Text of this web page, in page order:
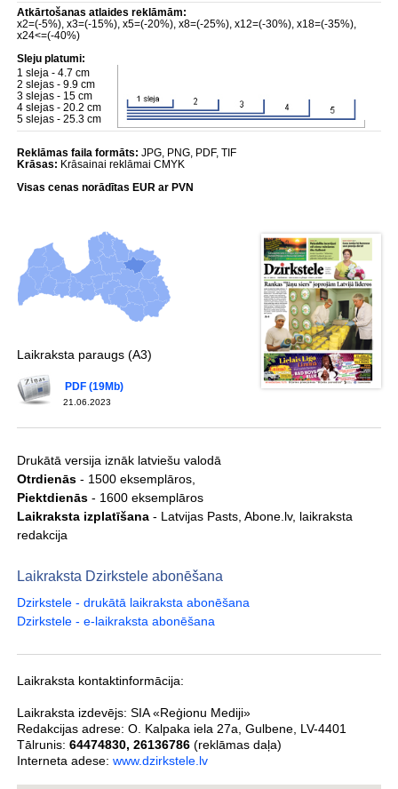
Atkārtošanas atlaides reklāmām:
x2=(-5%), x3=(-15%), x5=(-20%), x8=(-25%), x12=(-30%), x18=(-35%),
x24<=(-40%)
Sleju platumi:
1 sleja - 4.7 cm
2 slejas - 9.9 cm
3 slejas - 15 cm
4 slejas - 20.2 cm
5 slejas - 25.3 cm
Reklāmas faila formāts: JPG, PNG, PDF, TIF
Krāsas: Krāsainai reklāmai CMYK
Visas cenas norādītas EUR ar PVN
Laikraksta paraugs (A3)
21.06.2023
PDF (19Mb)
Drukātā versija iznāk latviešu valodā
Otrdienās- 1500 eksemplāros,
Piektdienās- 1600 eksemplāros
Laikraksta izplatīšana- Latvijas Pasts, Abone.lv, laikraksta
redakcija
Laikraksta Dzirkstele abonēšana
Dzirkstele - drukātā laikraksta abonēšana
Dzirkstele - e-laikraksta abonēšana
Laikraksta kontaktinformācija:
Laikraksta izdevējs: SIA «Reģionu Mediji»
Redakcijas adrese: O. Kalpaka iela 27a Gulbene, LV-4401
Tālrunis: 64474830, 26136786(reklāmas daļa)
Interneta adese: www.dzirkstele.lv